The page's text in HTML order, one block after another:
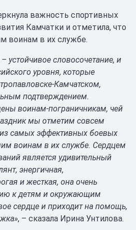
важность спортивных
Камчатки и отметила, что
воинам в их службе.
устойчивое словосочетание, и
уровня, которые
Камчатском,
подтверждением.
воинам-пограничникам, чей
мы отметим совсем
самых эффективных боевых
воинам в их службе. Сердцем
является удивительный
энергичная,
и жесткая, она очень
к детям и окружающим
сердце и приходит на помощь,
, – сказала Ирина Унтилова.